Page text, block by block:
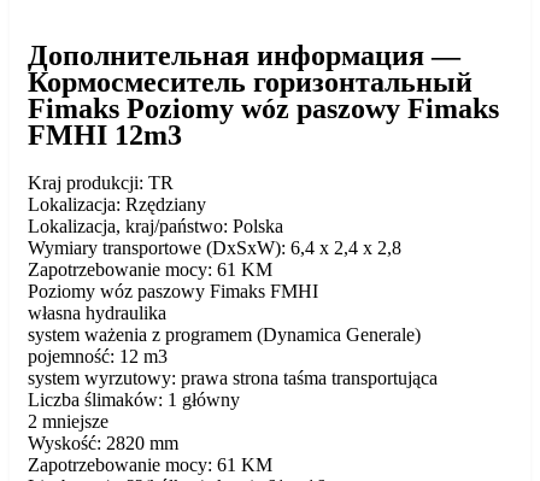
Дополнительная информация —
Кормосмеситель горизонтальный
Fimaks Poziomy wóz paszowy Fimaks
FMHI 12m3
Kraj produkcji: TR
Lokalizacja: Rzędziany
Lokalizacja, kraj/państwo: Polska
Wymiary transportowe (DxSxW): 6,4 x 2,4 x 2,8
Zapotrzebowanie mocy: 61 KM
Poziomy wóz paszowy Fimaks FMHI
własna hydraulika
system ważenia z programem (Dynamica Generale)
pojemność: 12 m3
system wyrzutowy: prawa strona taśma transportująca
Liczba ślimaków: 1 główny
2 mniejsze
Wyskość: 2820 mm
Zapotrzebowanie mocy: 61 KM